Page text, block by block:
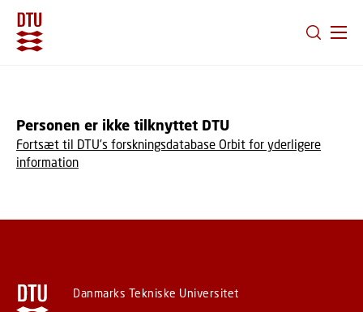
Personen er ikke tilknyttet DTU
Fortsæt til DTU's forskningsdatabase Orbit for yderligere
information
Danmarks Tekniske Universitet